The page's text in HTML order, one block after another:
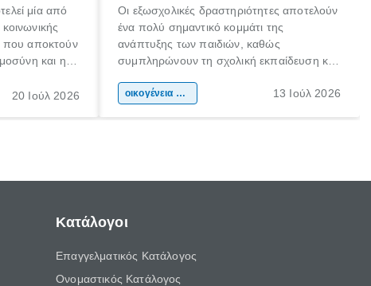
μία από
που αποκτούν
και η
κάθε
20 Ιούλ 2026
Οι εξωσχολικές δραστηριότητες αποτελούν
ένα πολύ σημαντικό κομμάτι της
ανάπτυξης των παιδιών, καθώς
συμπληρώνουν τη σχολική εκπαίδευση και
της προσωπικότητας, της κοινωνικότητας
οικογένεια & παιδί 13 Ιούλ 2026
Κατάλογοι
Επαγγελματικός Κατάλογος
Ονομαστικός Κατάλογος